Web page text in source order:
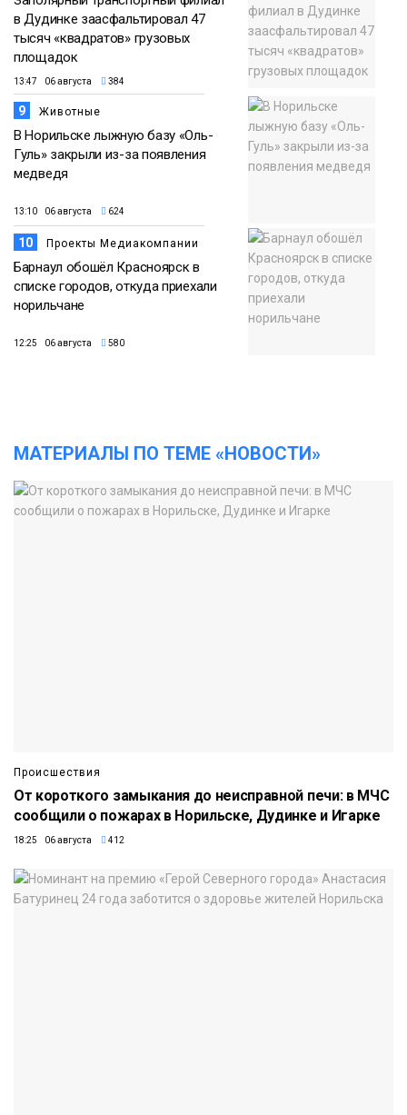
в Дудинке заасфальтировал 47
тысяч «квадратов» грузовых
площадок
13:47 06 августа 384
9 Животные
В Норильске лыжную базу «Оль-
Гуль» закрыли из-за появления
медведя
13:10 06 августа 624
10 Проекты Медиакомпании
Барнаул обошёл Красноярск в
списке городов, откуда приехали
норильчане
12:25 06 августа 580
МАТЕРИАЛЫ ПО ТЕМЕ «НОВОСТИ»
Происшествия
От короткого замыкания до неисправной печи: в МЧС
сообщили о пожарах в Норильске, Дудинке и Игарке
18:25 06 августа 412